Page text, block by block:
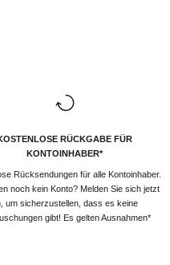
RÜCKGABE FÜR
KONTOINHABER*
Rücksendungen für alle Kontoinhaber.
noch kein Konto? Melden Sie sich jetzt
um sicherzustellen, dass es keine
gibt! Es gelten Ausnahmen*